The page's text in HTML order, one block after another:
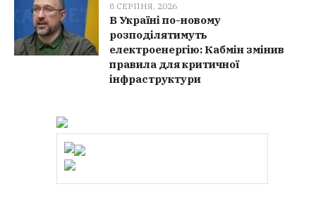
8 СЕРПНЯ, 2026
В Україні по-новому
розподілятимуть
електроенергію: Кабмін змінив
правила для критичної
інфраструктури